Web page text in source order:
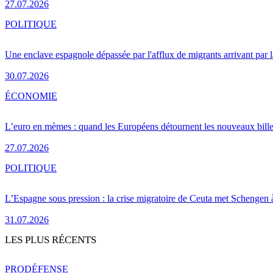
27.07.2026
Une enclave espagnole dépassée par l'afflux de migrants arrivant par
30.07.2026
POLITIQUE
L’euro en mèmes : quand les Européens détournent les nouveaux
27.07.2026
ÉCONOMIE
L’Espagne sous pression : la crise migratoire de Ceuta met Schengen
31.07.2026
POLITIQUE
LES PLUS RÉCENTS
PRODÉFENSE